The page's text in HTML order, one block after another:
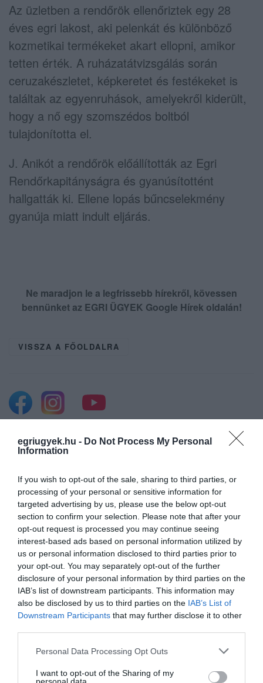
egriugyek.hu - Do Not Process My Personal
Information
If you wish to opt-out of the sale, sharing to third parties, or
processing of your personal or sensitive information for
targeted advertising by us, please use the below opt-out
section to confirm your selection. Please note that after your
opt-out request is processed you may continue seeing
interest-based ads based on personal information utilized by
us or personal information disclosed to third parties prior to
your opt-out. You may separately opt-out of the further
disclosure of your personal information by third parties on the
IAB’s list of downstream participants. This information may
also be disclosed by us to third parties on the IAB’s List of
Downstream Participants that may further disclose it to other
Please note that this website/app uses one or more Google
not limited to your visit or usage behaviour. You may click to
Personal Data Processing Opt Outs
I want to opt-out of the Sharing of my
Az üzletben a rendőrök ellenőriztek egy 28
éves egri lakost, aki pelenkát és különböző
kozmetikai termékeket akart ellopni, amikor
tetten érték. A ruházatátvizsgálás során
ceruzakészletet, képkeretet és festékeket is
találtak az egyenruhások, amelyekről kiderült,
hogy a nő egy szomszédos boltból
tulajdonította el.
J. Anikót a rendőrök előállították az Egri
Rendőrkapitányságra és gyanúsítottént
hallgatták ki. Ellene lopás bűncselekmény
gyanúja miatt indult eljárás.
Ne maradjon le a legfrissebb hírekről, kövessen
bennünket az EGRI ÜGYEK Google Hírek oldalán!
VISSZA A FŐOLDALRA
Legfrissebb híreink
35 PERCES TANÓRÁK ÉS KEVESEBB HÁZI
FELADAT JÖHET AZ ALSÓ ...
2026. augusztus 08|Mindenki ügye
BAKA ANDRÁST JELÖLI KÖZTÁRSASÁGI
ELNÖKNEK A TISZA
2026. augusztus 08| Mindenki ügye
TELJES SZAKÍTÁS JÖN A...